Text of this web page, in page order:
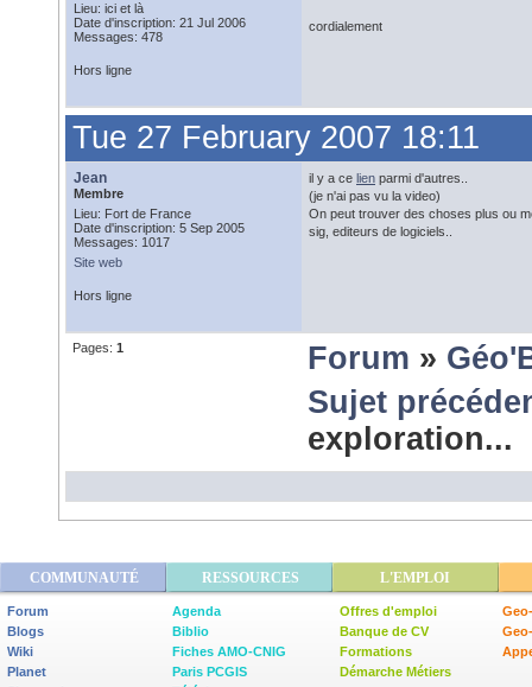
Lieu: ici et là
Date d'inscription: 21 Jul 2006
Messages: 478
cordialement
Hors ligne
Tue 27 February 2007 18:11
Jean
Membre
Lieu: Fort de France
Date d'inscription: 5 Sep 2005
Messages: 1017
Site web
il y a ce lien parmi d'autres..
(je n'ai pas vu la video)
On peut trouver des choses plus ou
sig, editeurs de logiciels..
Hors ligne
Pages: 1 Forum »
Sujet
COMMUNAUTÉ RESSOURCES L'EMPLOI
Forum
Blogs
Wiki
Planet
Agenda
Biblio
Fiches AMO-CNIG
Paris PCGIS
Offres d'emploi
Banque de CV
Formations
Démarche Métiers